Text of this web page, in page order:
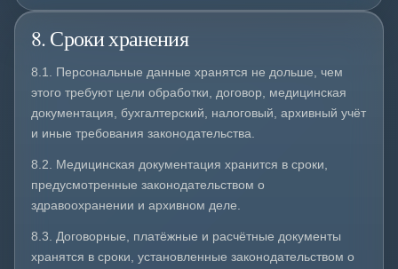
8. Сроки хранения
8.1. Персональные данные хранятся не дольше, чем
этого требуют цели обработки, договор, медицинская
документация, бухгалтерский, налоговый, архивный учёт
и иные требования законодательства.
8.2. Медицинская документация хранится в сроки,
предусмотренные законодательством о
здравоохранении и архивном деле.
8.3. Договорные, платёжные и расчётные документы
хранятся в сроки, установленные законодательством о